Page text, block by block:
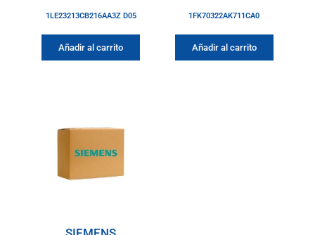
1LE23213CB216AA3Z D05
Añadir al carrito
1FK70322AK711CA0
Añadir al carrito